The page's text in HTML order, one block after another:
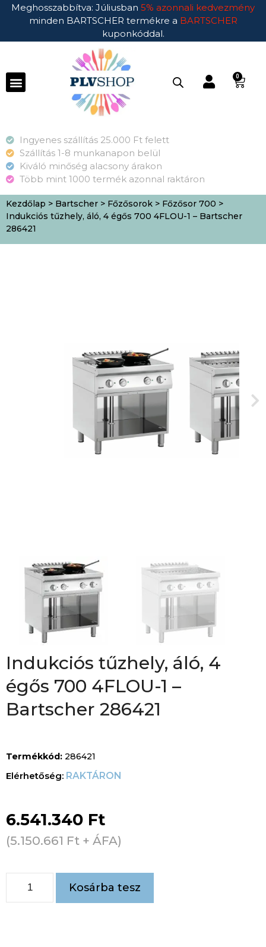
Meghosszabbítva: Júliusban 5% azonnali kedvezmény
minden BARTSCHER termékre a BARTSCHER
kuponkóddal.
0
Ingyenes szállítás 25.000 Ft felett
Szállítás 1-8 munkanapon belül
Kiváló minőség alacsony árakon
Több mint 1000 termék azonnal raktáron
Kezdőlap > Bartscher > Főzősorok > Főzősor 700 >
Indukciós tűzhely, áló, 4 égős 700 4FLOU-1 – Bartscher
286421
Indukciós tűzhely, áló, 4
égős 700 4FLOU-1 –
Bartscher 286421
Termékkód: 286421
RAKTÁRON
6.541.340 Ft
(5.150.661 Ft + ÁFA)
Kosárba tesz